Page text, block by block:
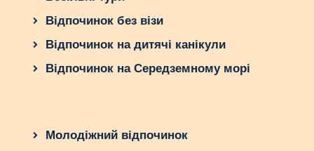
Відпочинок без візи
Відпочинок на дитячі канікули
Відпочинок на Середземному морі
Молодіжний відпочинок